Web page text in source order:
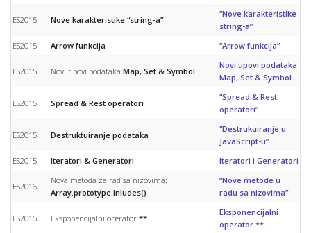
ES2015 Nove karakteristike “string-a”
“Nove karakteristike
string-a”
ES2015
Arrow funkcija “Arrow funkcija”
ES2015 Novi tipovi podataka Map, Set & Symbol
Novi tipovi podataka
Map, Set & Symbol
ES2015 Spread & Rest operatori
“Spread & Rest
operatori”
ES2015 Destruktuiranje podataka
“Destrukuiranje u
JavaScript-u”
ES2015
Iteratori & Generatori Iteratori i Generatori
ES2016
Nova metoda za rad sa nizovima:
Array.prototype.inludes()
“Nove metode u
radu sa nizovima”
ES2016 Eksponencijalni operator **
Eksponencijalni
operator **